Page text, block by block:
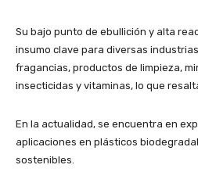
Su bajo punto de ebullición y alta
insumo clave para diversas
fragancias, productos de limpieza,
insecticidas y vitaminas, lo que
En la actualidad, se encuentra en
aplicaciones en plásticos
sostenibles.